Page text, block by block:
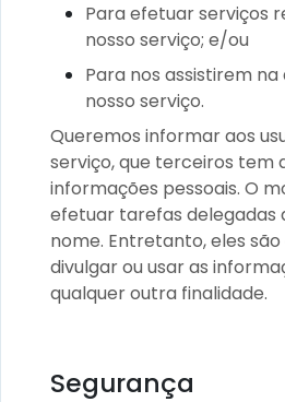
Para efetuar serviços
nosso serviço; e/ou
Para nos assistirem na
nosso serviço.
Queremos informar aos
serviço, que terceiros tem
informações pessoais. O
efetuar tarefas delegadas
nome. Entretanto, eles
divulgar ou usar as
qualquer outra finalidade.
Segurança